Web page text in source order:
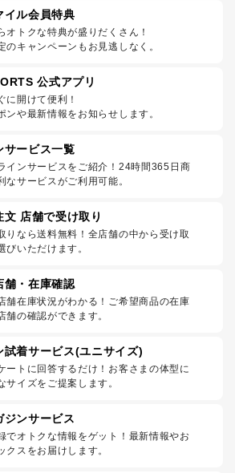
イル会員特典
オトクな特典が盛りだくさん！
のキャンペーンもお見逃しなく。
公式アプリ
に開けて便利！
ンや最新情報をお知らせします。
サービス一覧
インサービスをご紹介！24時間365日商
なサービスがご利用可能。
文 店舗で受け取り
りなら送料無料！全店舗の中から受け取
びいただけます。
舗・在庫確認
舗在庫状況がわかる！ご希望商品の在庫
舗の確認ができます。
試着サービス(ユニサイズ)
ートに回答するだけ！お客さまの体型に
サイズをご提案します。
ジンサービス
でオトクな情報をゲット！最新情報やお
クスをお届けします。